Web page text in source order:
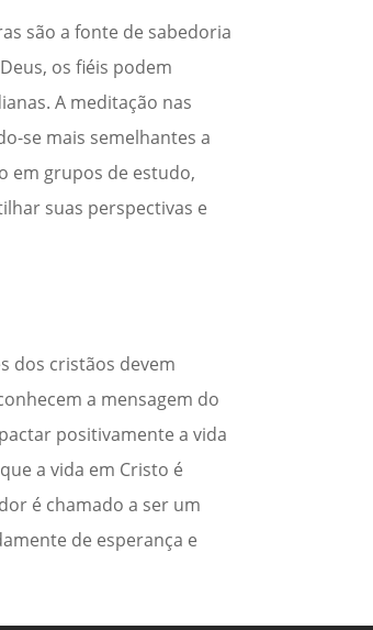
são a fonte de sabedoria
os fiéis podem
A meditação nas
se mais semelhantes a
em grupos de estudo,
suas perspectivas e
dos cristãos devem
a mensagem do
positivamente a vida
a vida em Cristo é
é chamado a ser um
de esperança e